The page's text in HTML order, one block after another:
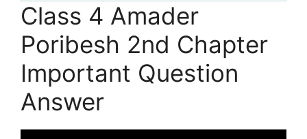
Class 4 Amader
Poribesh 2nd Chapter
Important Question
Answer